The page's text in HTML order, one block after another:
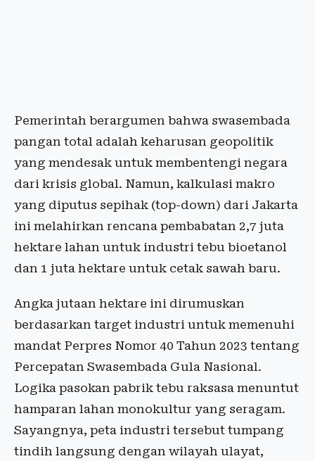
Pemerintah berargumen bahwa swasembada
pangan total adalah keharusan geopolitik
yang mendesak untuk membentengi negara
dari krisis global. Namun, kalkulasi makro
yang diputus sepihak (top-down) dari Jakarta
ini melahirkan rencana pembabatan 2,7 juta
hektare lahan untuk industri tebu bioetanol
dan 1 juta hektare untuk cetak sawah baru.
Angka jutaan hektare ini dirumuskan
berdasarkan target industri untuk memenuhi
mandat Perpres Nomor 40 Tahun 2023 tentang
Percepatan Swasembada Gula Nasional.
Logika pasokan pabrik tebu raksasa menuntut
hamparan lahan monokultur yang seragam.
Sayangnya, peta industri tersebut tumpang
tindih langsung dengan wilayah ulayat,